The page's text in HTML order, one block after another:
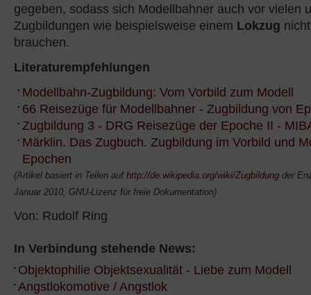
gegeben, sodass sich Modellbahner auch vor vielen
Zugbildungen wie beispielsweise einem Lokzug
brauchen.
Literaturempfehlungen
Modellbahn-Zugbildung: Vom Vorbild zum Modell
66 Reisezüge für Modellbahner - Zugbildung von
Zugbildung 3 - DRG Reisezüge der Epoche II -
Märklin. Das Zugbuch. Zugbildung im Vorbild und
Epochen
(Artikel basiert in Teilen auf http://de.wikipedia.org/wiki/Zugbildung der
Januar 2010, GNU-Lizenz für freie Dokumentation)
Von: Rudolf Ring
In Verbindung stehende News:
Objektophilie Objektsexualität - Liebe zum Modell
Angstlokomotive / Angstlok